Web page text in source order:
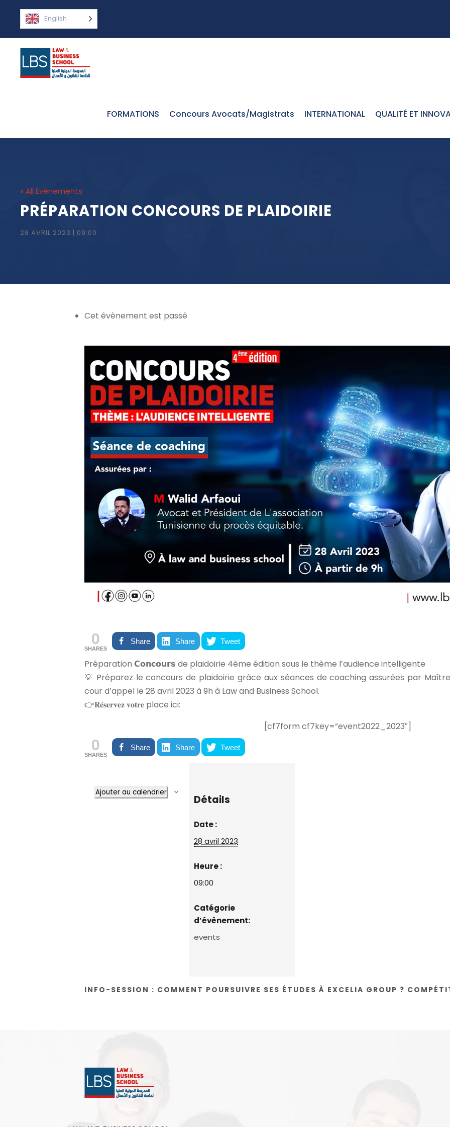
English
FORMATIONS Concours Avocats/Magistrats INTERNATIONAL QUALITÉ ET
« All Évènements
PRÉPARATION CONCOURS DE PLAIDOIRIE
28 AVRIL 2023 | 09:00
Cet évènement est passé
0
SHARES
Share Share Tweet
Préparation 𝗖𝗼𝗻𝗰𝗼𝘂𝗿𝘀 de plaidoirie 4ème édition sous le thème l’audience intelligente
💡 Préparez le concours de plaidoirie grâce aux séances de coaching assurées par
cour d’appel le 28 avril 2023 à 9h à Law and Business School.
👉𝐑𝐞́𝐬𝐞𝐫𝐯𝐞𝐳 𝐯𝐨𝐭𝐫𝐞 place ici:
[cf7form cf7key=”event2022_2023″]
0
SHARES
Share Share Tweet
Ajouter au calendrier
Détails
Date :
28 avril 2023
Heure :
09:00
Catégorie
d’évènement:
events
INFO-SESSION : COMMENT POURSUIVRE SES ÉTUDES À EXCELIA GROUP ?